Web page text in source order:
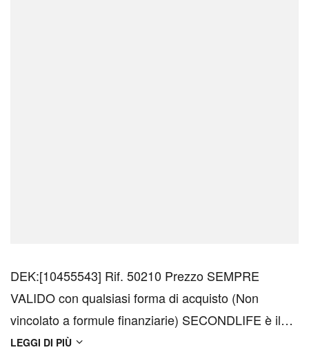
DEK:[10455543] Rif. 50210 Prezzo SEMPRE
VALIDO con qualsiasi forma di acquisto (Non
vincolato a formule finanziarie) SECONDLIFE è il
BRAND dedicato ad auto usate certificate, km0 e
LEGGI DI PIÙ